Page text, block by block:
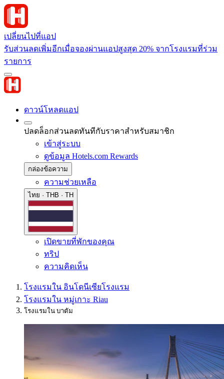
เปลี่ยนไปที่แอป
รับส่วนลดเพิ่มอีกเมื่อจองผ่านแอปสูงสุด 20% จากโรงแรมที่ร่วม
รายการ
ดาวน์โหลดแอป
ปลดล็อกส่วนลดทันทีกับราคาสำหรับสมาชิก
เข้าสู่ระบบ
ดูข้อมูล Hotels.com Rewards
กล่องข้อความ
ความช่วยเหลือ
ไทย · THB · TH
เปิดขายที่พักของคุณ
ทริป
ความคิดเห็น
โรงแรมใน อินโดนีเซียโรงแรม
โรงแรมใน หมู่เกาะ Riau
โรงแรมใน บาตัม